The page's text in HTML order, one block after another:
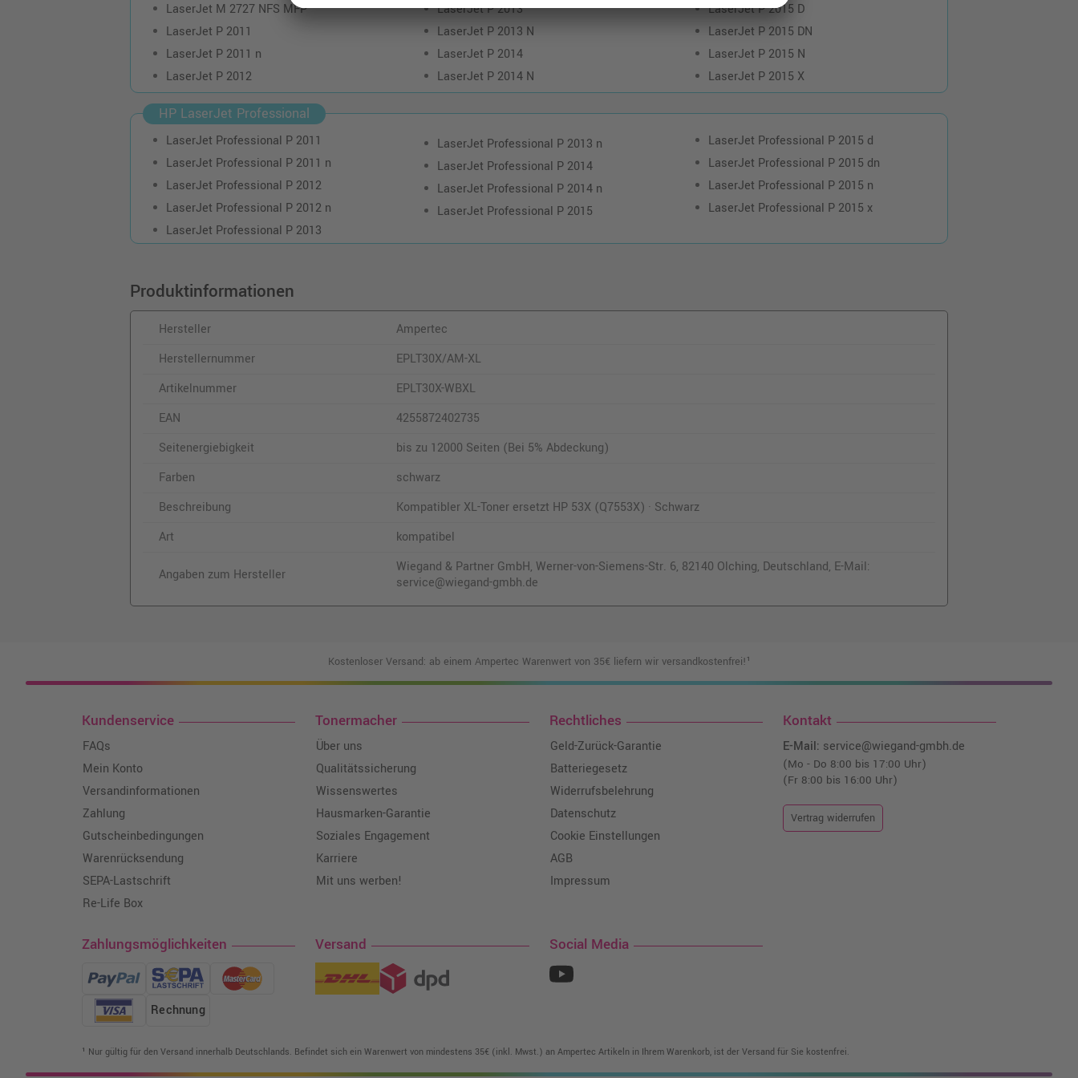
LaserJet M 2727 NFS MFP
LaserJet P 2011
LaserJet P 2011 n
LaserJet P 2012
LaserJet P 2013
LaserJet P 2013 N
LaserJet P 2014
LaserJet P 2014 N
LaserJet P 2015 D
LaserJet P 2015 DN
LaserJet P 2015 N
LaserJet P 2015 X
HP LaserJet Professional
LaserJet Professional P 2011
LaserJet Professional P 2011 n
LaserJet Professional P 2012
LaserJet Professional P 2012 n
LaserJet Professional P 2013
LaserJet Professional P 2013 n
LaserJet Professional P 2014
LaserJet Professional P 2014 n
LaserJet Professional P 2015
LaserJet Professional P 2015 d
LaserJet Professional P 2015 dn
LaserJet Professional P 2015 n
LaserJet Professional P 2015 x
Produktinformationen
Hersteller
Ampertec
Herstellernummer
EPLT30X/AM-XL
Artikelnummer
EPLT30X-WBXL
EAN
4255872402735
Seitenergiebigkeit
bis zu 12000 Seiten (Bei 5% Abdeckung)
Farben
schwarz
Beschreibung
Kompatibler XL-Toner ersetzt HP 53X (Q7553X) · Schwarz
Art
kompatibel
Angaben zum Hersteller
Wiegand & Partner GmbH, Werner-von-Siemens-Str. 6, 82140 Olching, Deutschland, E-Mail:
service@wiegand-gmbh.de
Kostenloser Versand: ab einem Ampertec Warenwert von 35€ liefern wir versandkostenfrei!¹
Kundenservice
FAQs
Mein Konto
Versandinformationen
Zahlung
Gutscheinbedingungen
Warenrücksendung
SEPA-Lastschrift
Re-Life Box
Tonermacher
Über uns
Qualitätssicherung
Wissenswertes
Hausmarken-Garantie
Soziales Engagement
Karriere
Mit uns werben!
Rechtliches
Geld-Zurück-Garantie
Batteriegesetz
Widerrufsbelehrung
Datenschutz
Cookie Einstellungen
AGB
Impressum
Kontakt
E-Mail: service@wiegand-gmbh.de
(Mo - Do 8:00 bis 17:00 Uhr)
(Fr 8:00 bis 16:00 Uhr)
Vertrag widerrufen
Zahlungsmöglichkeiten
Rechnung
Versand Social Media
¹ Nur gültig für den Versand innerhalb Deutschlands. Befindet sich ein Warenwert von mindestens 35€ (inkl. Mwst.) an Ampertec Artikeln in Ihrem Warenkorb, ist der Versand für Sie kostenfrei.